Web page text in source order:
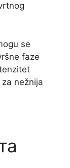
se
faze
nežnija